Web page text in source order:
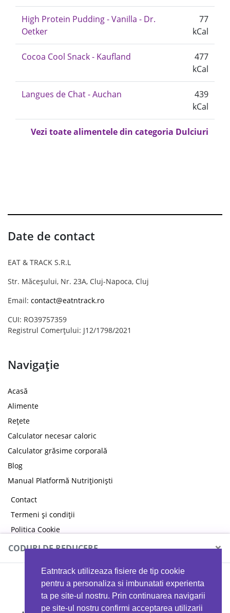
Eatntrack utilizeaza fisiere de tip cookie
pentru a personaliza si imbunatati experienta
ta pe site-ul nostru. Prin continuarea navigarii
pe site-ul nostru confirmi acceptarea utilizarii
High Protein Pudding - Vanilla - Dr.
Oetker
77
kCal
Cocoa Cool Snack - Kaufland
477
kCal
Langues de Chat - Auchan
439
kCal
Vezi toate alimentele din categoria Dulciuri
Date de contact
EAT & TRACK S.R.L
Str. Măceșului, Nr. 23A, Cluj-Napoca, Cluj
Email: contact@eatntrack.ro
CUI: RO39757359
Registrul Comerțului: J12/1798/2021
Navigație
Acasă
Alimente
Rețete
Calculator necesar caloric
Calculator grăsime corporală
Blog
Manual Platformă Nutriționiști
Contact
Termeni și condiții
Politica Cookie
Politica de confidențialitate
CODURI DE REDUCERE ×
MYPROTEIN